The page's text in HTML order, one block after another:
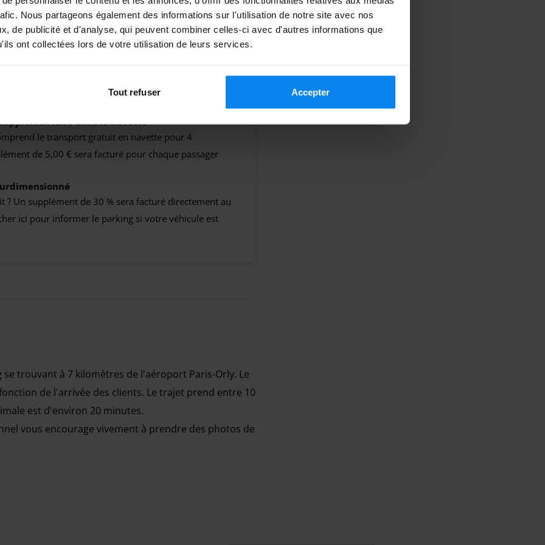
Nous partageons également des informations sur l'utilisation de notre site avec nos
de publicité et d'analyse, qui peuvent combiner celles-ci avec d'autres informations que
ont collectées lors de votre utilisation de leurs services.
Tout refuser Accepter
dans la navette
le transport gratuit en navette pour 4
de 5,00 € sera facturé pour chaque passager
? Un supplément de 30 % sera facturé directement au
ici pour informer le parking si votre véhicule est
trouvant à 7 kilomètres de l'aéroport Paris-Orly. Le
de l'arrivée des clients. Le trajet prend entre 10
est d'environ 20 minutes.
vous encourage vivement à prendre des photos de
à votre retour.
berlines), un supplément de 30% du montant total